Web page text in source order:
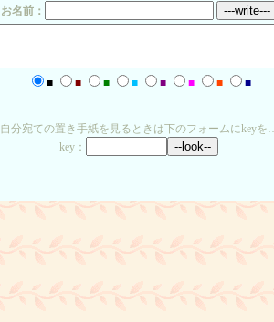
お名前：
■ ■ ■ ■ ■ ■ ■ ■
自分宛ての置き手紙を見るときは下のフォームにkeyを
key：